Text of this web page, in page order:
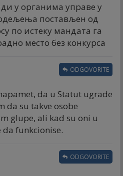
у органима управе у
постављен од
по истеку мандата га
место без конкурса
da u Statut ugrade
da su takve osobe
glupe, ali kad su oni u
funkcionise.
ODGOVORITE
ODGOVORITE